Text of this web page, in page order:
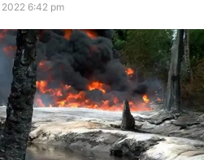
6:42 pm